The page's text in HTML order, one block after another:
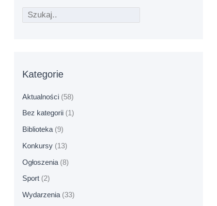
Kategorie
Aktualności (58)
Bez kategorii (1)
Biblioteka (9)
Konkursy (13)
Ogłoszenia (8)
Sport (2)
Wydarzenia (33)